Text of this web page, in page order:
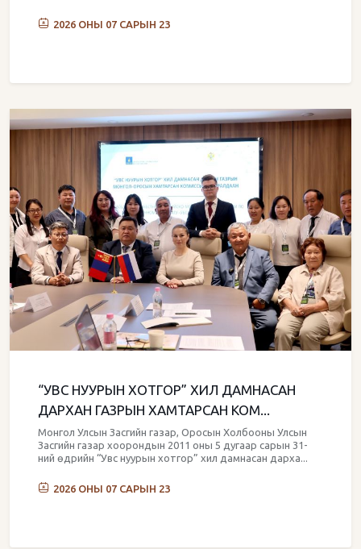
2026 ОНЫ 07 САРЫН 23
“УВС НУУРЫН ХОТГОР” ХИЛ ДАМНАСАН
ДАРХАН ГАЗРЫН ХАМТАРСАН КОМ...
Монгол Улсын Засгийн газар, Оросын Холбооны Улсын
Засгийн газар хоорондын 2011 оны 5 дугаар сарын 31-
ний өдрийн “Увс нуурын хотгор” хил дамнасан дарха...
2026 ОНЫ 07 САРЫН 23